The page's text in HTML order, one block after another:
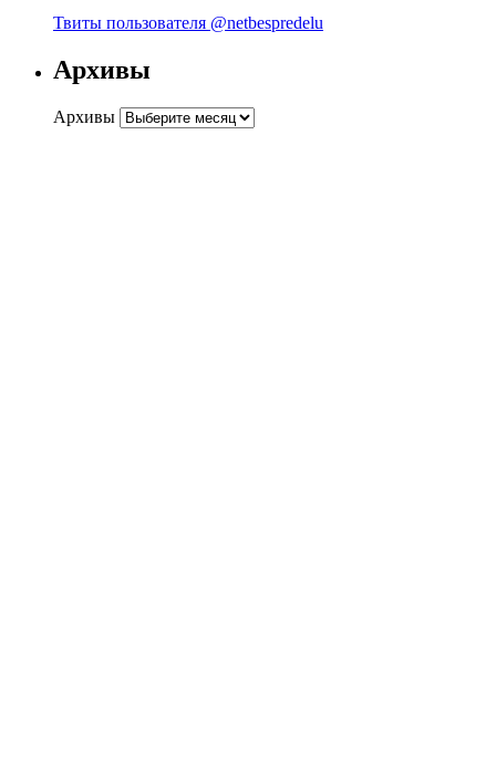
Твиты пользователя @netbespredelu
Архивы
Архивы